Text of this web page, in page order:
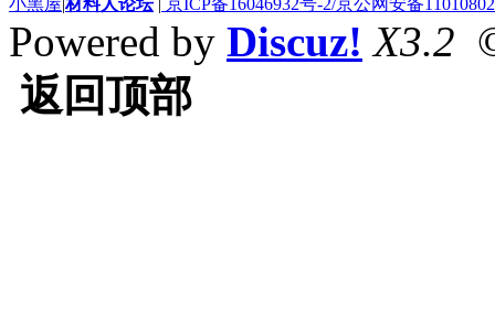
Powered by Discuz! X3.2
返回顶部